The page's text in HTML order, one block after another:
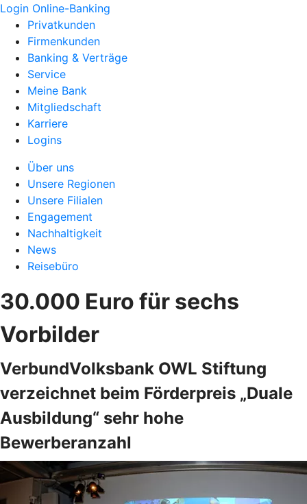
Login Online-Banking
Privatkunden
Firmenkunden
Banking & Verträge
Service
Meine Bank
Mitgliedschaft
Karriere
Logins
Über uns
Unsere Regionen
Unsere Filialen
Engagement
Nachhaltigkeit
News
Reisebüro
30.000 Euro für sechs
Vorbilder
VerbundVolksbank OWL Stiftung
verzeichnet beim Förderpreis „Duale
Ausbildung“ sehr hohe
Bewerberanzahl